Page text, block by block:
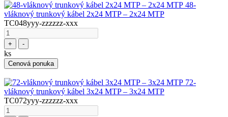
48-
vláknový trunkový kábel 2x24 MTP – 2x24 MTP
TC048yyy-zzzzzz-xxx
+ -
ks
Cenová ponuka
72-
vláknový trunkový kábel 3x24 MTP – 3x24 MTP
TC072yyy-zzzzzz-xxx